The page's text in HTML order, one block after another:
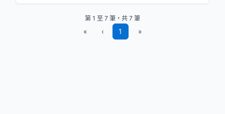
第 1 至 7 筆，共 7 筆
« ‹ 1 »